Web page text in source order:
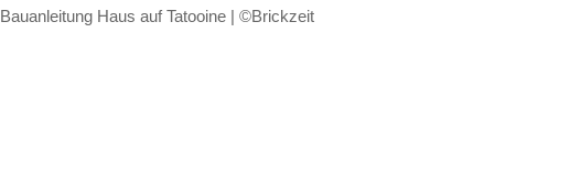
Bauanleitung Haus auf Tatooine | ©Brickzeit